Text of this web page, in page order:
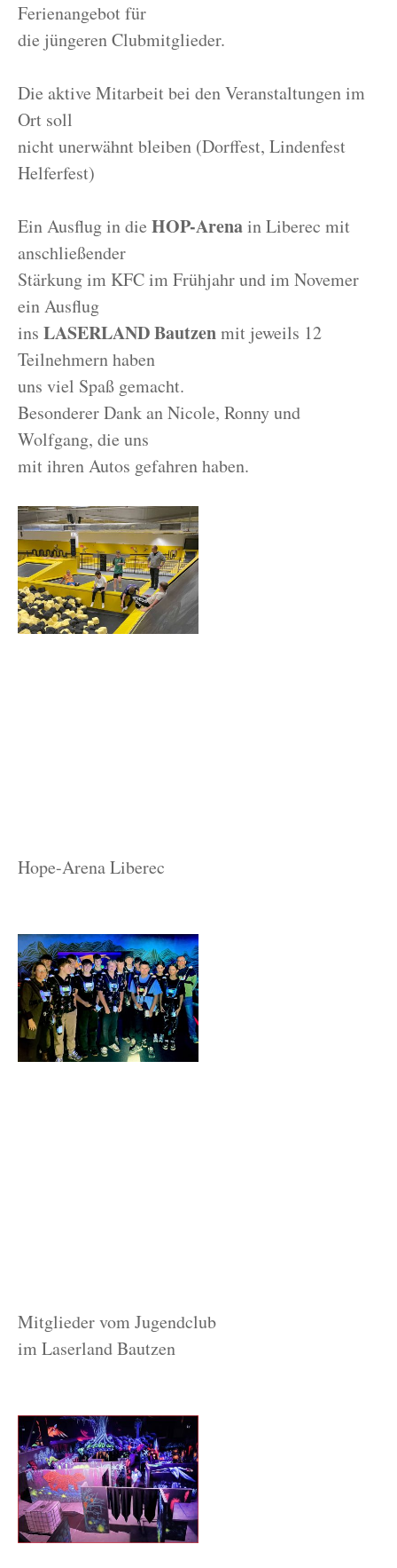
Ferienangebot für
die jüngeren Clubmitglieder.
Die aktive Mitarbeit bei den Veranstaltungen im
Ort soll
nicht unerwähnt bleiben (Dorffest, Lindenfest
Helferfest)
Ein Ausflug in die HOP-Arenain Liberec mit
anschließender
Stärkung im KFC im Frühjahr und im Novemer
ein Ausflug
ins LASERLAND Bautzenmit jeweils 12
Teilnehmern haben
uns viel Spaß gemacht.
Besonderer Dank an Nicole, Ronny und
Wolfgang, die uns
mit ihren Autos gefahren haben.
Hope-Arena Liberec
Mitglieder vom Jugendclub
im Laserland Bautzen